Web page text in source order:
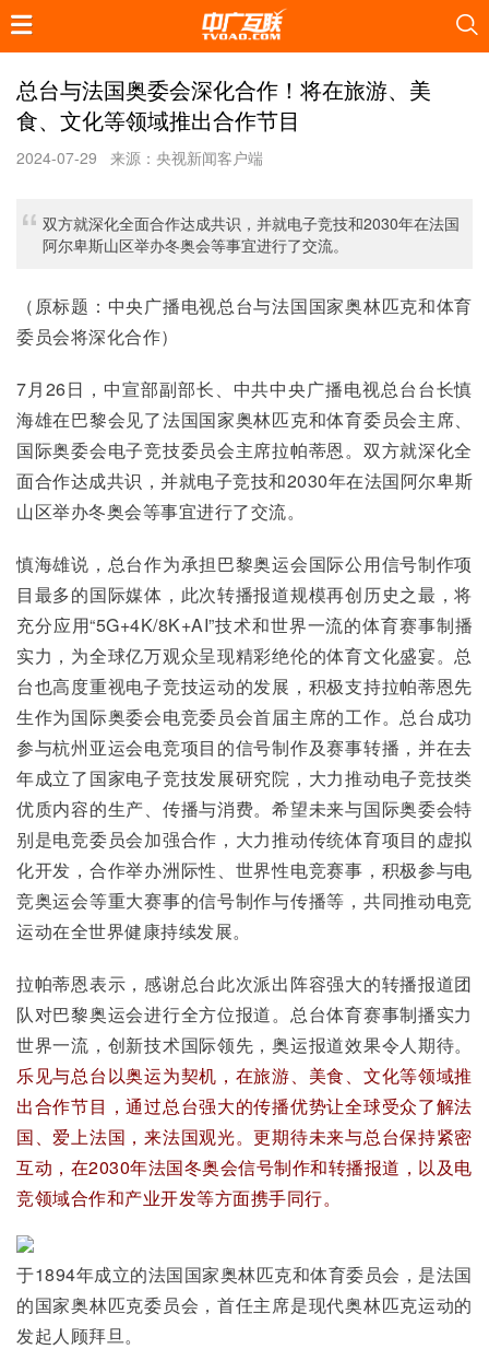
总台与法国奥委会深化合作！将在旅游、美
食、文化等领域推出合作节目
2024-07-29 来源：央视新闻客户端
双方就深化全面合作达成共识，并就电子竞技和2030年在法国
阿尔卑斯山区举办冬奥会等事宜进行了交流。
（原标题：中央广播电视总台与法国国家奥林匹克和体育
委员会将深化合作）
7月26日，中宣部副部长、中共中央广播电视总台台长慎
海雄在巴黎会见了法国国家奥林匹克和体育委员会主席、
国际奥委会电子竞技委员会主席拉帕蒂恩。双方就深化全
面合作达成共识，并就电子竞技和2030年在法国阿尔卑斯
山区举办冬奥会等事宜进行了交流。
慎海雄说，总台作为承担巴黎奥运会国际公用信号制作项
目最多的国际媒体，此次转播报道规模再创历史之最，将
充分应用“5G+4K/8K+AI”技术和世界一流的体育赛事制播
实力，为全球亿万观众呈现精彩绝伦的体育文化盛宴。总
台也高度重视电子竞技运动的发展，积极支持拉帕蒂恩先
生作为国际奥委会电竞委员会首届主席的工作。总台成功
参与杭州亚运会电竞项目的信号制作及赛事转播，并在去
年成立了国家电子竞技发展研究院，大力推动电子竞技类
优质内容的生产、传播与消费。希望未来与国际奥委会特
别是电竞委员会加强合作，大力推动传统体育项目的虚拟
化开发，合作举办洲际性、世界性电竞赛事，积极参与电
竞奥运会等重大赛事的信号制作与传播等，共同推动电竞
运动在全世界健康持续发展。
拉帕蒂恩表示，感谢总台此次派出阵容强大的转播报道团
队对巴黎奥运会进行全方位报道。总台体育赛事制播实力
世界一流，创新技术国际领先，奥运报道效果令人期待。
乐见与总台以奥运为契机，在旅游、美食、文化等领域推
出合作节目，通过总台强大的传播优势让全球受众了解法
国、爱上法国，来法国观光。更期待未来与总台保持紧密
互动，在2030年法国冬奥会信号制作和转播报道，以及电
竞领域合作和产业开发等方面携手同行。
于1894年成立的法国国家奥林匹克和体育委员会，是法国
的国家奥林匹克委员会，首任主席是现代奥林匹克运动的
发起人顾拜旦。